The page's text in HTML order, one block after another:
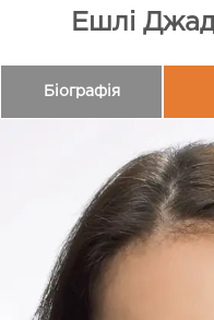
Ешлі
Біографія